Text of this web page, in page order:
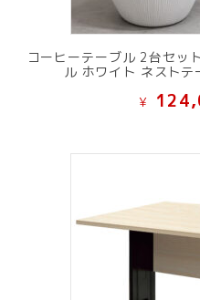
コーヒーテーブル 2台セ
ル ホワイト ネスト
¥